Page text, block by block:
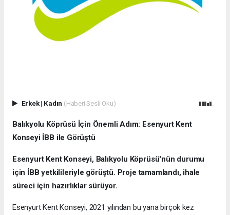
Erkek| Kadın (Haberi Sesli Oku)
Balıkyolu Köprüsü İçin Önemli Adım: Esenyurt Kent
Konseyi İBB ile Görüştü
Esenyurt Kent Konseyi, Balıkyolu Köprüsü'nün durumu
için İBB yetkilileriyle görüştü. Proje tamamlandı, ihale
süreci için hazırlıklar sürüyor.
Esenyurt Kent Konseyi, 2021 yılından bu yana birçok kez